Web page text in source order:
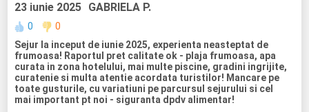
asfintit, apoi te fluiera sa iesi din apa
intr-o singura seara, sau atat am prins noi. Se faceau
copiii, concerte, dans oriental, artificii.
In principiu, hotelul este ok, am fost 4 adulti si 2 copii de 7
ani, experienta a fost placuta.
23 iunie 2025 GABRIELA P.
0
0
Sejur la inceput de iunie 2025, experienta neasteptat de
frumoasa! Raportul pret calitate ok - plaja frumoasa, apa
curata in zona hotelului, mai multe piscine, gradini ingrijite,
curatenie si multa atentie acordata turistilor! Mancare pe
toate gusturile, cu variatiuni pe parcursul sejurului si cel
mai important pt noi - siguranta dpdv alimentar!